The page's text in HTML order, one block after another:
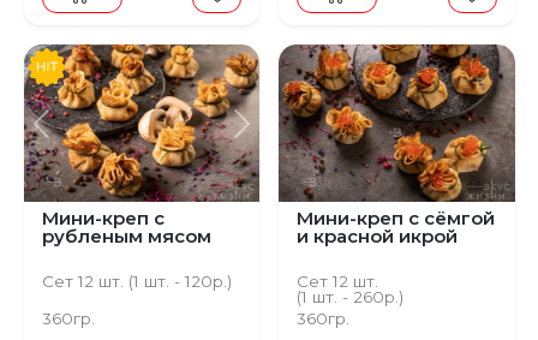
Предыдущий Следующий
Мини-креп с
рубленым мясом
Сет 12 шт. (1 шт. - 120р.)
360гр.
Мини-креп с сёмгой
и красной икрой
Сет 12 шт.
(1 шт. - 260р.)
360гр.